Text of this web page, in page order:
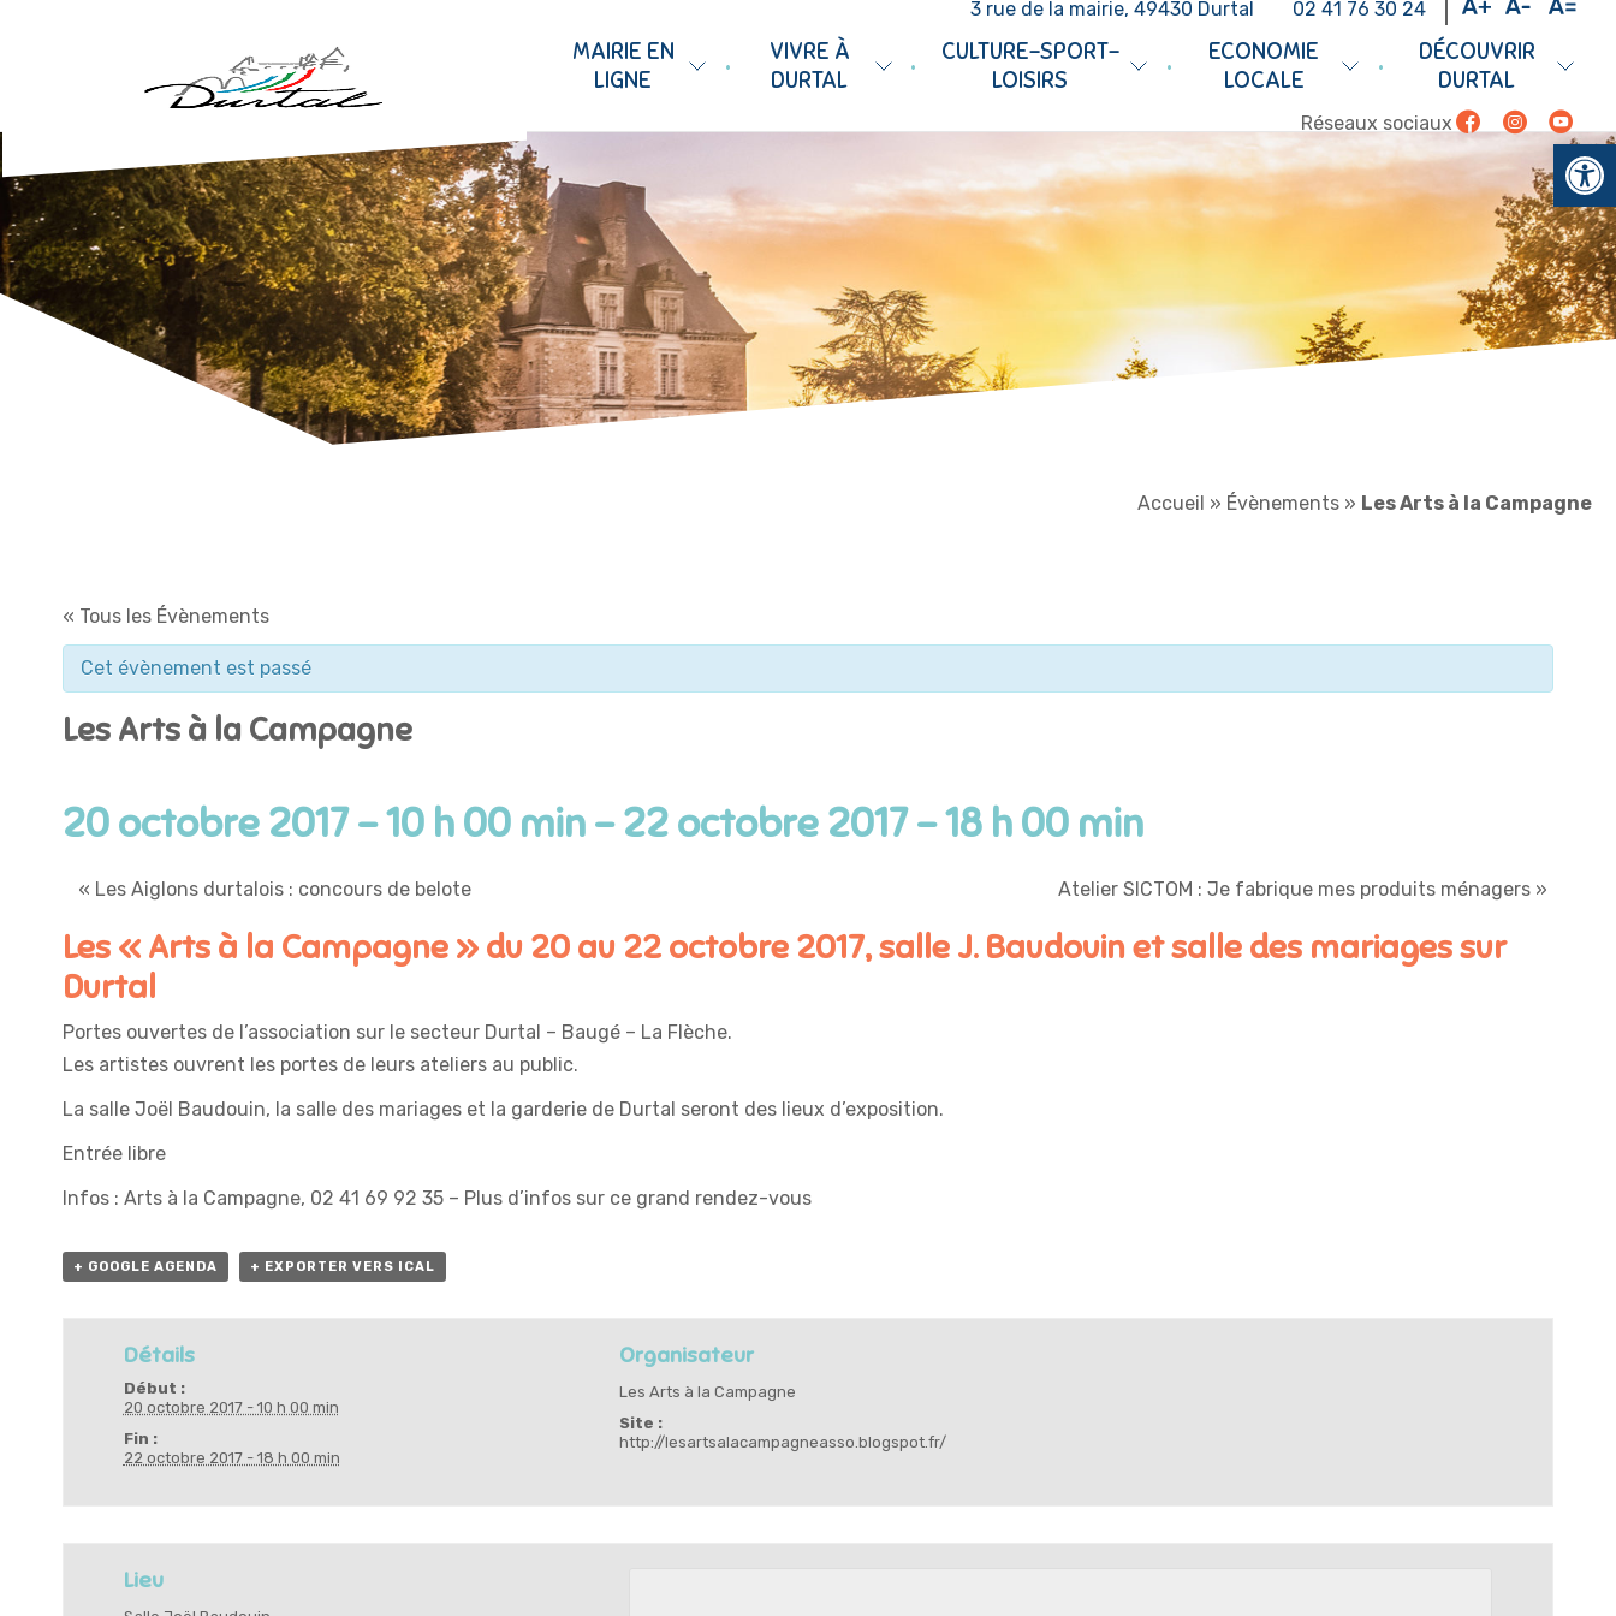
3 rue de la mairie, 49430 Durtal 02 41 76 30 24
MAIRIE EN
LIGNE
•
VIVRE À
DURTAL
•
CULTURE-SPORT-
LOISIRS
•
ECONOMIE
LOCALE
•
DÉCOUVRIR
DURTAL
Réseaux sociaux FacebookInstagram
Accueil » Évènements » Les Arts à la Campagne
« Tous les Évènements
Cet évènement est passé
Les Arts à la Campagne
20 octobre 2017 - 10 h 00 min-22 octobre 2017 - 18 h 00 min
« Les Aiglons durtalois : concours de belote Atelier SICTOM : Je fabrique mes produits ménagers »
Les « Arts à la Campagne » du 20 au 22 octobre 2017, salle J. Baudouin et salle des mariages sur
Durtal
Portes ouvertes de l’association sur le secteur Durtal – Baugé – La Flèche.
Les artistes ouvrent les portes de leurs ateliers au public.
La salle Joël Baudouin, la salle des mariages et la garderie de Durtal seront des lieux d’exposition.
Entrée libre
Infos : Arts à la Campagne, 02 41 69 92 35 – Plus d’infos sur ce grand rendez-vous
+ GOOGLE AGENDA + EXPORTER VERS ICAL
Détails
Début :
20 octobre 2017 - 10 h 00 min
Fin :
22 octobre 2017 - 18 h 00 min
Organisateur
Les Arts à la Campagne
Site :
http://lesartsalacampagneasso.blogspot.fr/
Lieu